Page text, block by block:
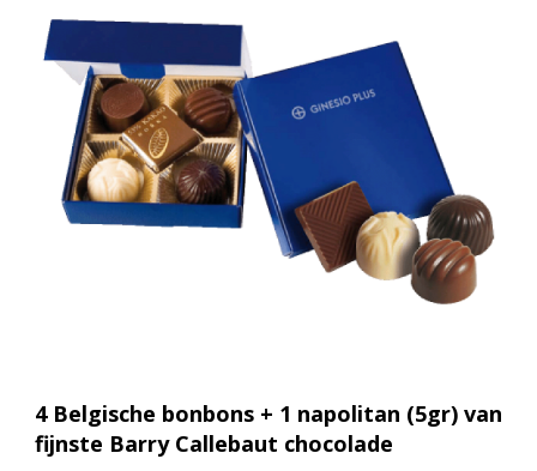
4 Belgische bonbons + 1 napolitan (5gr) van
fijnste Barry Callebaut chocolade